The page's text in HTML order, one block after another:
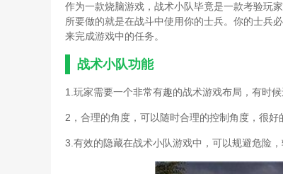
一切战术转换家(
一切战术转换家(
《人间地狱》小队
《战术小队》近距
推荐哪个模式)
《骑马与砍杀2》
作为一款烧脑游戏，战术小队毕竟是一款考验玩
所要做的就是在战斗中使用你的士兵。你的士兵
来完成游戏中的任务。
战术小队功能
1.玩家需要一个非常有趣的战术游戏布局，有时候
2，合理的角度，可以随时合理的控制角度，很好
3.有效的隐藏在战术小队游戏中，可以规避危险，